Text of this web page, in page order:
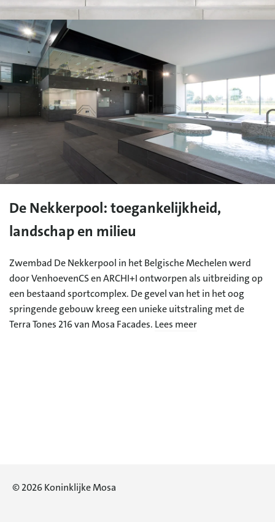
De Nekkerpool: toegankelijkheid,
landschap en milieu
Zwembad De Nekkerpool in het Belgische Mechelen werd
door VenhoevenCS en ARCHI+I ontworpen als uitbreiding op
een bestaand sportcomplex. De gevel van het in het oog
springende gebouw kreeg een unieke uitstraling met de
Terra Tones 216 van Mosa Facades. Lees meer
© 2026 Koninklijke Mosa